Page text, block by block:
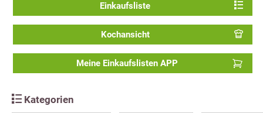
Einkaufsliste
Kochansicht
Meine Einkaufslisten APP
Kategorien